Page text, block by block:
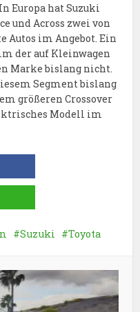
Europa hat Suzuki
und Across zwei von
Autos im Angebot. Ein
der auf Kleinwagen
Marke bislang nicht.
Segment bislang
größeren Crossover
Modell im
Suzuki Toyota